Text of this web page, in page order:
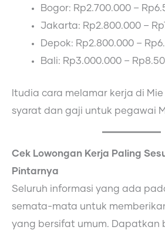
Bogor: Rp2.700.000 –
Jakarta: Rp2.800.000 –
Depok: Rp2.800.000 –
Bali: Rp3.000.000 –
Itudia cara melamar kerja di
syarat dan gaji untuk pegawai
Cek Lowongan Kerja Paling
Pintarnya
Seluruh informasi yang ada
semata-mata untuk
yang bersifat umum. Dapatkan